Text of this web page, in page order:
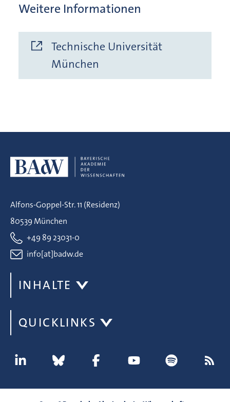
Weitere Informationen
Technische Universität
München
Alfons-Goppel-Str. 11 (Residenz)
80539 München
+49 89 23031-0
info[at]badw.de
INHALTE
QUICKLINKS